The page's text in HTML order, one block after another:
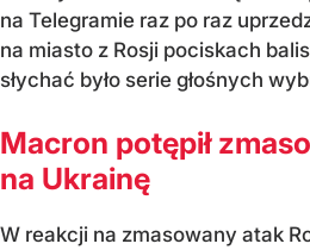
na Telegramie raz po raz
na miasto z Rosji pociskach
słychać było serie głośnych
Macron potępił
na Ukrainę
W reakcji na zmasowany atak